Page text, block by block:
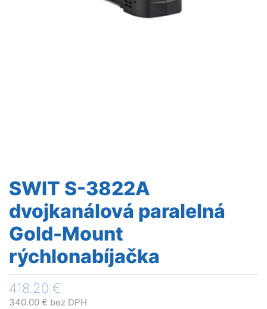
SWIT S-3822A
dvojkanálová paralelná
Gold-Mount
rýchlonabíjačka
418.20 €
340.00 € bez DPH